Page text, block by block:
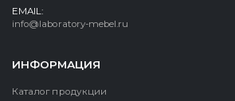
EMAIL:
info@laboratory-mebel.ru
ИНФОРМАЦИЯ
Каталог продукции